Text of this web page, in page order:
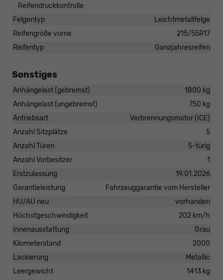
Reifendruckkontrolle
Felgentyp
Leichtmetallfelge
Reifengröße vorne
215/55R17
Reifentyp
Ganzjahresreifen
Sonstiges
Anhängelast (gebremst)
1800 kg
Anhängelast (ungebremst)
750 kg
Antriebsart
Verbrennungsmotor (ICE)
Anzahl Sitzplätze
5
Anzahl Türen
5-türig
Anzahl Vorbesitzer
1
Erstzulassung
19.01.2026
Garantieleistung
Fahrzeuggarantie vom Hersteller
HU/AU neu
vorhanden
Höchstgeschwindigkeit
202 km/h
Innenausstattung
Grau
Kilometerstand
2000
Lackierung
Metallic
Leergewicht
1413 kg